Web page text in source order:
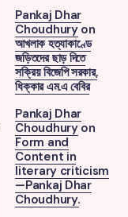
Pankaj Dhar
Choudhuryon
আখলাক হত্যাকাণ্ডে
জড়িতদের ছাড় দিতে
সক্রিয় বিজেপি সরকার,
ধিক্কার এম.এ বেবির
Pankaj Dhar
Choudhuryon
Form and
Content in
literary criticism
—Pankaj Dhar
Choudhury.